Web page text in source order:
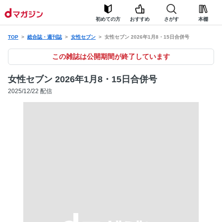
初めての方 おすすめ さがす 本棚
TOP 総合誌・週刊誌 女性セブン 女性セブン 2026年1月8・15日合併号
この雑誌は公開期間が終了しています
女性セブン 2026年1月8・15日合併号
2025/12/22 配信